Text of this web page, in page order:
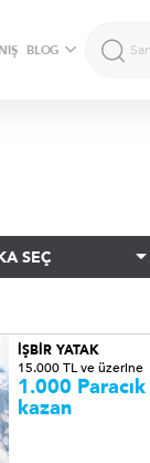
BLOG
SEÇ
İŞBİR YATAK
15.000 TL ve üzerine
1.000 Paracık
kazan